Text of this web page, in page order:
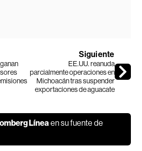
Siguiente
EE.UU. reanuda
parcialmente operaciones en
Michoacán tras suspender
exportaciones de aguacate
Línea en su fuente de